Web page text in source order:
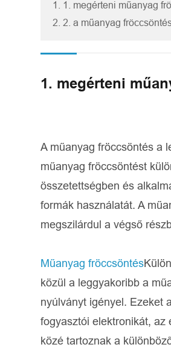
1. 1. megérteni műanyag
2. 2. a műanyag
1. megérteni
A műanyag fröccsöntés a
műanyag fröccsöntést
összetettségben és
formák használatát. A
megszilárdul a végső
Műanyag fröccsöntés
közül a leggyakoribb a
nyúlványt igényel. Ezeket
fogyasztói elektronikát, az
közé tartoznak a